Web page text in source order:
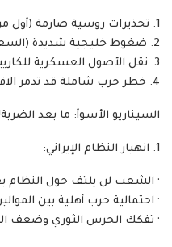
‏السيناريو الأسوأ: ما بعد
‏· الشعب لن يلتف حول النظام
‏· احتمالية حرب أهلية بين
‏· تفكك الحرس الثوري وضعف